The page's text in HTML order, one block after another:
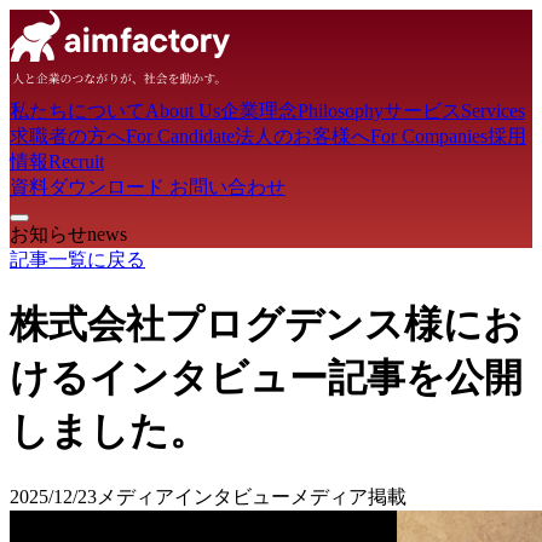
私たちについてAbout Us企業理念PhilosophyサービスServices
求職者の方へFor Candidate法人のお客様へFor Companies採用
情報Recruit
資料ダウンロード お問い合わせ
お知らせnews
記事一覧に戻る
株式会社プログデンス様にお
けるインタビュー記事を公開
しました。
2025/12/23 メディアインタビュー メディア掲載